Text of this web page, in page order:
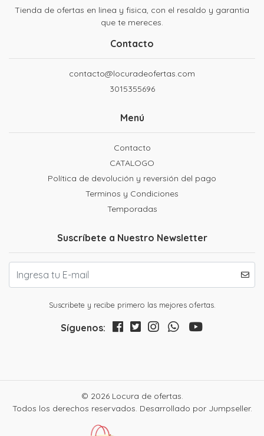
Tienda de ofertas en linea y fisica, con el resaldo y garantia
que te mereces.
Contacto
contacto@locuradeofertas.com
3015355696
Menú
Contacto
CATALOGO
Política de devolución y reversión del pago
Terminos y Condiciones
Temporadas
Suscríbete a Nuestro Newsletter
Suscribete y recibe primero las mejores ofertas.
Síguenos:
© 2026 Locura de ofertas.
Todos los derechos reservados. Desarrollado por Jumpseller.